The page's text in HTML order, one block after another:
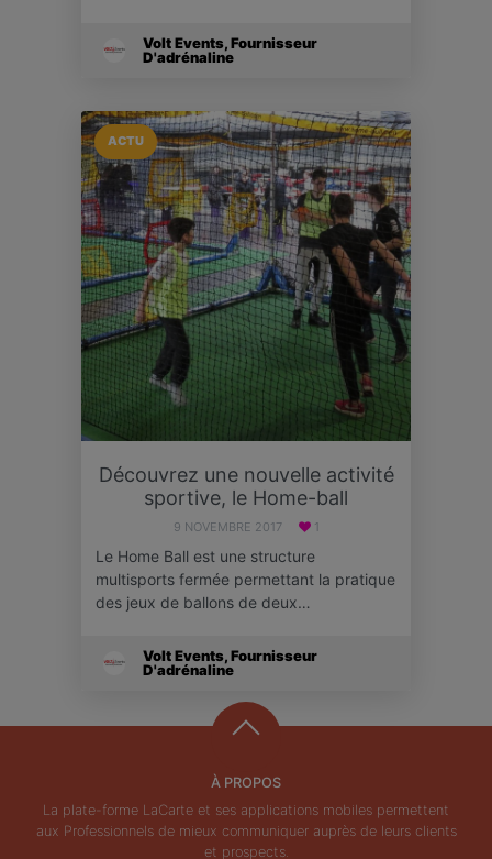
Volt Events, Fournisseur
D'adrénaline
ACTU
Découvrez une nouvelle activité
sportive, le Home-ball
9 NOVEMBRE 2017 1
Le Home Ball est une structure
multisports fermée permettant la pratique
des jeux de ballons de deux…
Volt Events, Fournisseur
D'adrénaline
À PROPOS
La plate-forme LaCarte et ses applications mobiles permettent
aux Professionnels de mieux communiquer auprès de leurs clients
et prospects.